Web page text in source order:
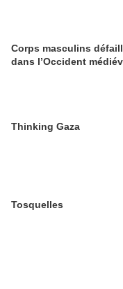
Corps masculins
dans l’Occident
Thinking Gaza
Tosquelles